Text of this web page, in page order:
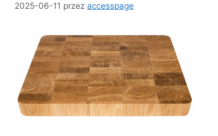
2025-06-11 przez accesspage